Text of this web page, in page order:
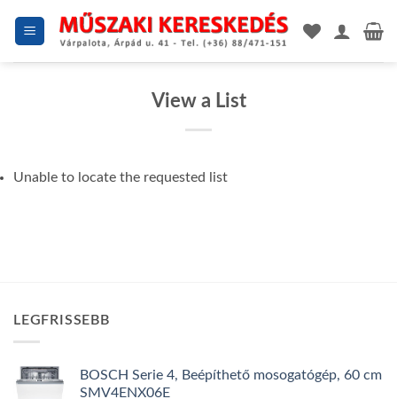
View a List
Unable to locate the requested list
LEGFRISSEBB
BOSCH Serie 4, Beépíthető mosogatógép, 60 cm
SMV4ENX06E